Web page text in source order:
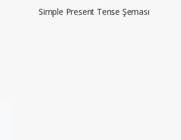
Simple Present Tense Şeması